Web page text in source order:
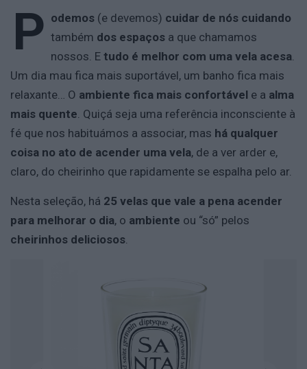
P odemos (e devemos) cuidar de nós cuidando
também dos espaços a que chamamos
nossos. E tudo é melhor com uma vela acesa
Um dia mau fica mais suportável, um banho fica mais
relaxante… O ambiente fica mais confortável e a alma
mais quente . Quiçá seja uma referência inconsciente à
fé que nos habituámos a associar, mas há qualquer
coisa no ato de acender uma vela, de a ver arder e,
claro, do cheirinho que rapidamente se espalha pelo ar.
Nesta seleção, há 25 velas que vale a pena acender
para melhorar o dia, o ambiente ou “só” pelos
cheirinhos deliciosos